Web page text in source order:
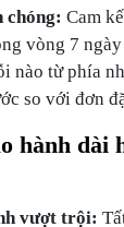
chóng: Cam
vòng 7
nào từ phía
so với đơn
hành dài
vượt trội: